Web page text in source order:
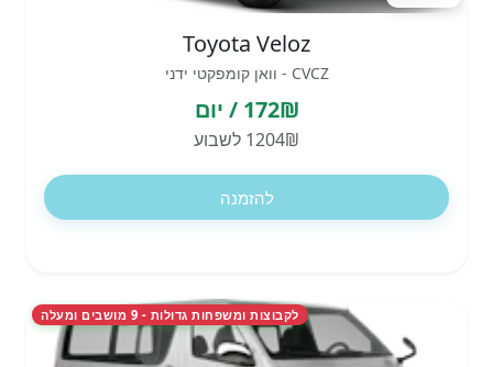
Toyota Veloz
CVCZ - וואן קומפקטי ידני
172₪ / יום
1204₪ לשבוע
להזמנה
לקבוצות ומשפחות גדולות - 9 מושבים ומעלה